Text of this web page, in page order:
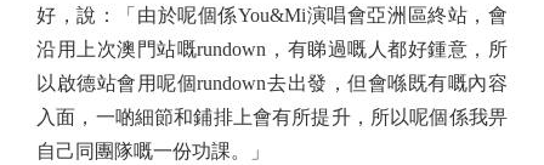
好，說：「由於呢個係You&Mi演唱會亞洲區終站，會
沿用上次澳門站嘅rundown，有睇過嘅人都好鍾意，所
以啟德站會用呢個rundown去出發，但會喺既有嘅內容
入面，一啲細節和鋪排上會有所提升，所以呢個係我畀
自己同團隊嘅一份功課。」